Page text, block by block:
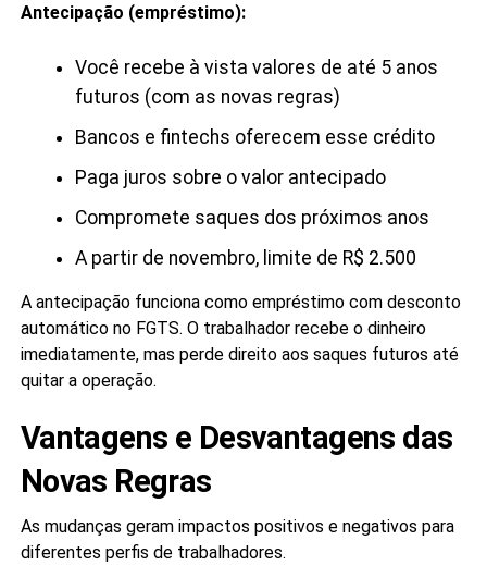
Antecipação (empréstimo):
Você recebe à vista valores de até 5 anos
futuros (com as novas regras)
Bancos e fintechs oferecem esse crédito
Paga juros sobre o valor antecipado
Compromete saques dos próximos anos
A partir de novembro, limite de R$ 2.500
A antecipação funciona como empréstimo com desconto
automático no FGTS. O trabalhador recebe o dinheiro
imediatamente, mas perde direito aos saques futuros até
quitar a operação.
Vantagens e Desvantagens das
Novas Regras
As mudanças geram impactos positivos e negativos para
diferentes perfis de trabalhadores.